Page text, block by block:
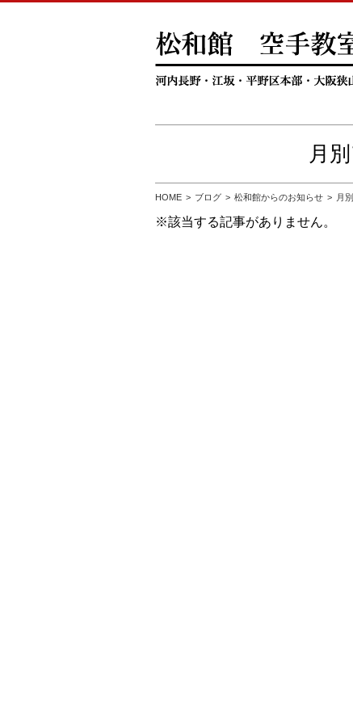
月
HOME ブログ 松和館からのお知らせ 月
※該当する記事がありません。